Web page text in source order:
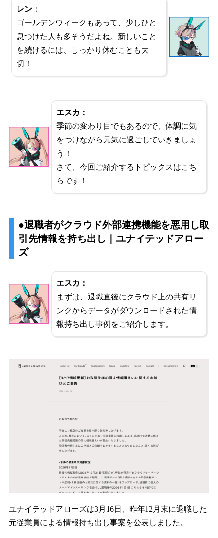
レン：
ゴールデンウィークもあって、少しひと
息つけた人も多そうだよね。新しいこと
を続けるには、しっかり休むことも大
切！
エスカ：
季節の変わり目でもあるので、体調に気
をつけながら元気に過ごしていきましょ
う！
さて、今回ご紹介するトピックスはこち
らです！
●退職者がクラウド外部連携機能を悪用し取
引先情報を持ち出し｜ユナイテッドアロー
ズ
エスカ：
まずは、退職直後にクラウド上の共有リ
ンクからデータがダウンロードされた情
報持ち出し事例をご紹介します。
ユナイテッドアローズは3月16日、昨年12月末に退職した
元従業員による情報持ち出し事案を公表しました。